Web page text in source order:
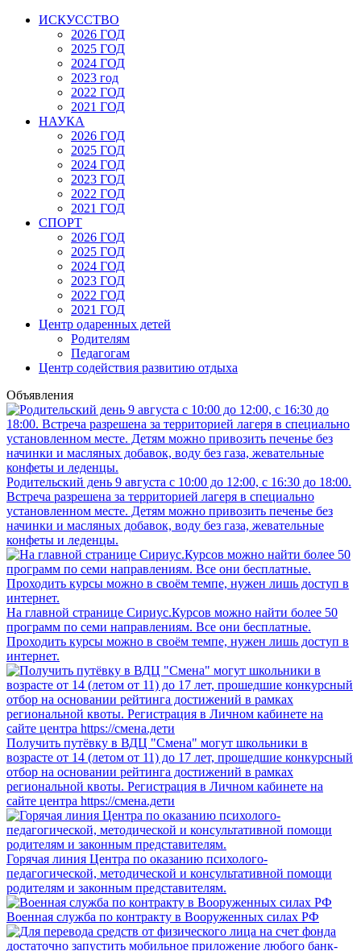
ИСКУССТВО
2026 ГОД
2025 ГОД
2024 ГОД
2023 год
2022 ГОД
2021 ГОД
НАУКА
2026 ГОД
2025 ГОД
2024 ГОД
2023 ГОД
2022 ГОД
2021 ГОД
СПОРТ
2026 ГОД
2025 ГОД
2024 ГОД
2023 ГОД
2022 ГОД
2021 ГОД
Центр одаренных детей
Родителям
Педагогам
Центр содействия развитию отдыха
Объявления
Родительский день 9 августа с 10:00 до 12:00, с 16:30 до 18:00.
Встреча разрешена за территорией лагеря в специально
установленном месте. Детям можно привозить печенье без
начинки и масляных добавок, воду без газа, жевательные
конфеты и леденцы.
На главной странице Сириус.Курсов можно найти более 50
программ по семи направлениям. Все они бесплатные.
Проходить курсы можно в своём темпе, нужен лишь доступ в
интернет.
Получить путёвку в ВДЦ "Смена" могут школьники в
возрасте от 14 (летом от 11) до 17 лет, прошедшие конкурсный
отбор на основании рейтинга достижений в рамках
региональной квоты. Регистрация в Личном кабинете на
сайте центра https://смена.дети
Горячая линия Центра по оказанию психолого-
педагогической, методической и консультативной помощи
родителям и законным представителям.
Военная служба по контракту в Вооруженных силах РФ